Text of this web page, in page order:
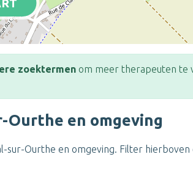
zoektermen om meer therapeuten te
Ourthe en omgeving
Ourthe en omgeving. Filter hierboven